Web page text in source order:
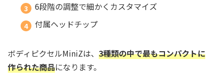
6段階の調整で細かくカスタマイズ
付属ヘッドチップ
ボディピクセルMiniZは、 3種類の中で最もコンパクトに
作られた商品になります。